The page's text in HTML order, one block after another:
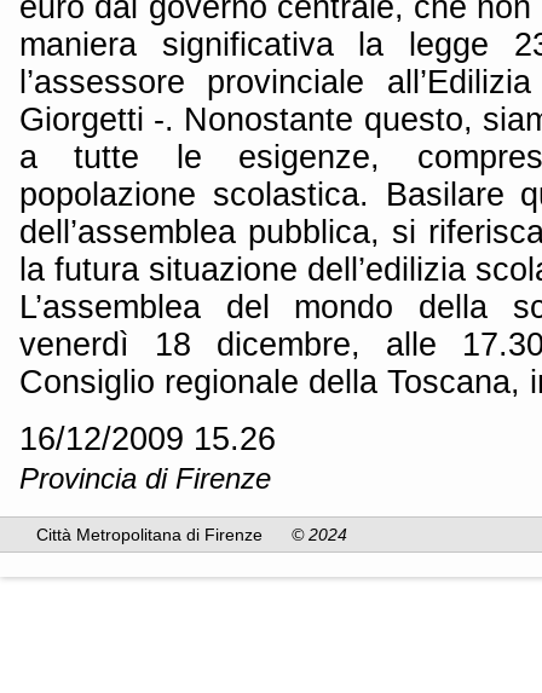
maniera significativa la legge
l’assessore provinciale
Giorgetti -. Nonostante questo,
a tutte le esigenze,
popolazione scolastica. Basilare
dell’assemblea pubblica, si
la futura situazione dell’edilizia
L’assemblea del mondo della
venerdì 18 dicembre, alle
Consiglio regionale della Toscana,
16/12/2009 15.26
Provincia di Firenze
Città Metropolitana di Firenze © 2024